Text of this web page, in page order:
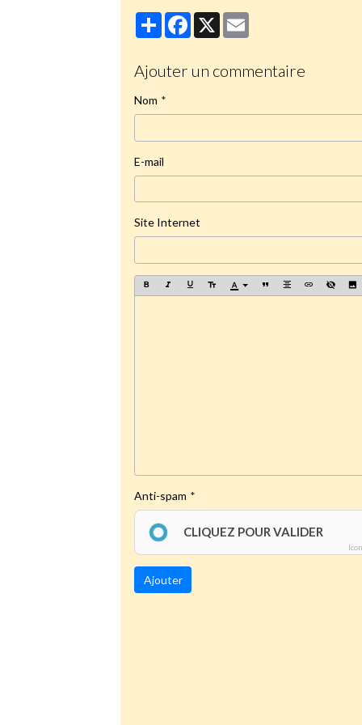
PartagerFacebook
X
Ajouter un commentaire
Nom
E-mail
Site Internet
Anti-spam
CLIQUEZ POUR VALIDER
Ajouter